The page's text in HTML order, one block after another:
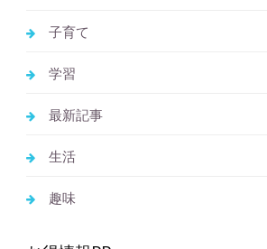
子育て
学習
最新記事
生活
趣味